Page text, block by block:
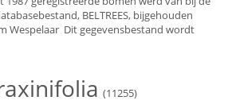
BELTREES, bijgehouden
Wespelaar Dit gegevensbestand wordt
(11255)